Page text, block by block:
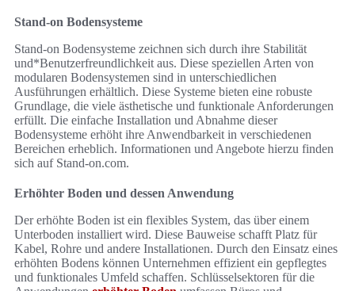
Stand-on Bodensysteme
Stand-on Bodensysteme zeichnen sich durch ihre Stabilität
und*Benutzerfreundlichkeit aus. Diese speziellen Arten von
modularen Bodensystemen sind in unterschiedlichen
Ausführungen erhältlich. Diese Systeme bieten eine robuste
Grundlage, die viele ästhetische und funktionale Anforderungen
erfüllt. Die einfache Installation und Abnahme dieser
Bodensysteme erhöht ihre Anwendbarkeit in verschiedenen
Bereichen erheblich. Informationen und Angebote hierzu finden
sich auf Stand-on.com.
Erhöhter Boden und dessen Anwendung
Der erhöhte Boden ist ein flexibles System, das über einem
Unterboden installiert wird. Diese Bauweise schafft Platz für
Kabel, Rohre und andere Installationen. Durch den Einsatz eines
erhöhten Bodens können Unternehmen effizient ein gepflegtes
und funktionales Umfeld schaffen. Schlüsselsektoren für die